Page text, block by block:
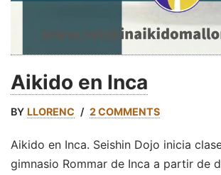
Aikido en Inca
BY LLORENC 2 COMMENTS
Aikido en Inca. Seishin Dojo inicia
gimnasio Rommar de Inca a partir de